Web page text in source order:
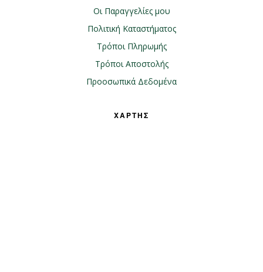
Οι Παραγγελίες μου
Πολιτική Καταστήματος
Τρόποι Πληρωμής
Τρόποι Αποστολής
Προοσωπικά Δεδομένα
ΧΑΡΤΗΣ